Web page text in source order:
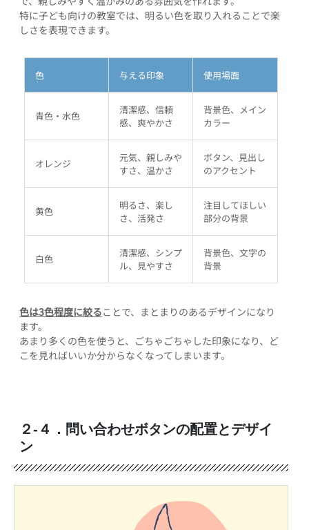
特に子ども向けの教室では、明るい色を取り入れることで楽
しさを表現できます。
色 与える印象 使用場面
青色・水色
清潔感、信頼
感、爽やかさ
背景色、メイン
カラー
オレンジ
元気、親しみや
すさ、温かさ
ボタン、見出し
のアクセント
黄色
明るさ、楽し
さ、活発さ
注目してほしい
部分の背景
白色
清潔感、シンプ
ル、見やすさ
背景色、文字の
背景
色は3色程度に絞ることで、まとまりのあるデザインになり
ます。
あまり多くの色を使うと、ごちゃごちゃした印象になり、ど
こを見ればいいか分からなくなってしまいます。
２-４．問い合わせボタンの配置とデザイ
ン